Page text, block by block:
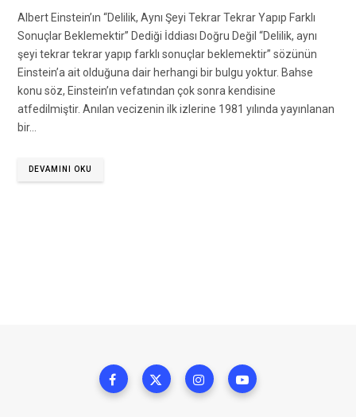
Albert Einstein’ın “Delilik, Aynı Şeyi Tekrar Tekrar Yapıp Farklı
Sonuçlar Beklemektir” Dediği İddiası Doğru Değil “Delilik, aynı
şeyi tekrar tekrar yapıp farklı sonuçlar beklemektir” sözünün
Einstein’a ait olduğuna dair herhangi bir bulgu yoktur. Bahse
konu söz, Einstein’ın vefatından çok sonra kendisine
atfedilmiştir. Anılan vecizenin ilk izlerine 1981 yılında yayınlanan
bir…
DEVAMINI OKU